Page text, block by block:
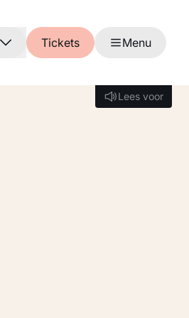
Tickets Menu
Lees voor
Lees voor